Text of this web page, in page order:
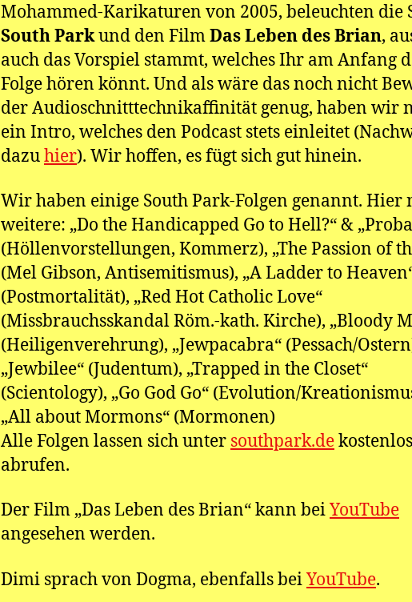
Mohammed-Karikaturen von 2005, beleuchten die
South Parkund den FilmDas Leben des Brian,
auch das Vorspiel stammt, welches Ihr am Anfang
Folge hören könnt. Und als wäre das noch nicht
der Audioschnitttechnikaffinität genug, haben wir
ein Intro, welches den Podcast stets einleitet
dazuhier). Wir hoffen, es fügt sich gut hinein.
Wir haben einige South Park-Folgen genannt. Hier
weitere: „Do the Handicapped Go to Hell?“ &
(Höllenvorstellungen, Kommerz), „The Passion of
(Mel Gibson, Antisemitismus), „A Ladder to
(Postmortalität), „Red Hot Catholic Love“
(Missbrauchsskandal Röm.-kath. Kirche), „Bloody
(Heiligenverehrung), „Jewpacabra“ (Pessach/
„Jewbilee“ (Judentum), „Trapped in the Closet“
(Scientology), „Go God Go“ (Evolution/
„All about Mormons“ (Mormonen)
Alle Folgen lassen sich unter southpark.dekostenlos
abrufen.
Der Film „Das Leben des Brian“ kann beiYouTube
angesehen werden.
Dimi sprach von Dogma, ebenfalls beiYouTube.